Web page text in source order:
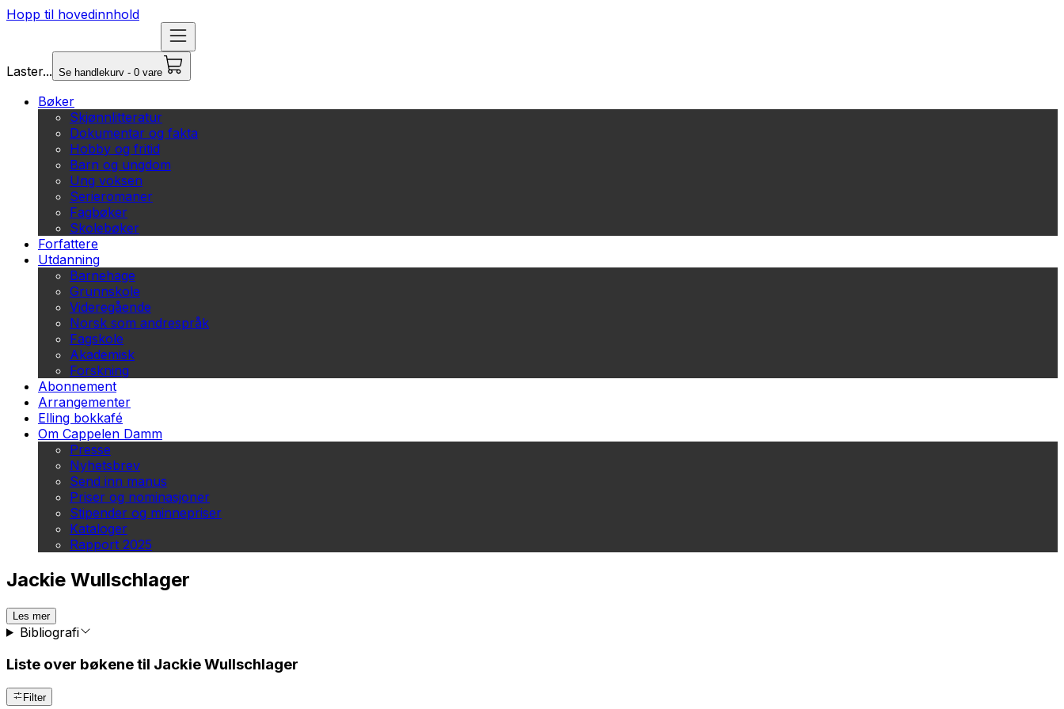
Hopp til hovedinnhold
Laster... Se handlekurv - 0 vare
Bøker
Skjønnlitteratur
Dokumentar og fakta
Hobby og fritid
Barn og ungdom
Ung voksen
Serieromaner
Fagbøker
Skolebøker
Forfattere
Utdanning
Barnehage
Grunnskole
Videregående
Norsk som andrespråk
Fagskole
Akademisk
Forskning
Abonnement
Arrangementer
Elling bokkafé
Om Cappelen Damm
Presse
Nyhetsbrev
Send inn manus
Priser og nominasjoner
Stipender og minnepriser
Kataloger
Rapport 2025
Jackie Wullschlager
Les mer
Bibliografi
Liste over bøkene til Jackie Wullschlager
Filter